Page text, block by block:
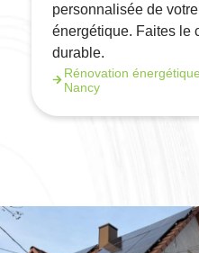
personnalisée de
énergétique. Faites le
durable.
Rénovation
Nancy